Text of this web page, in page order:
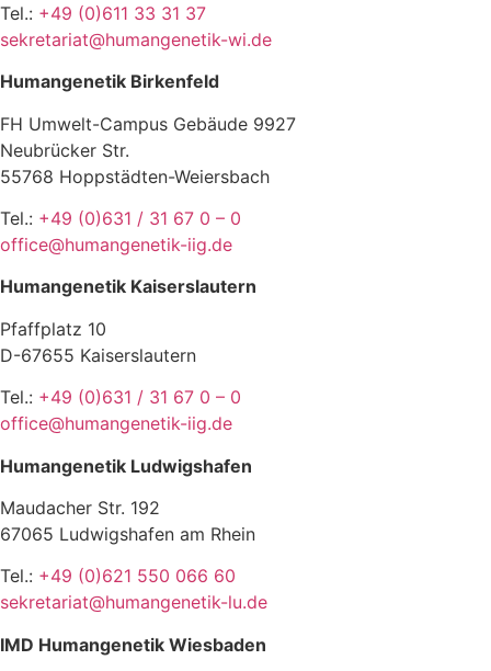
Tel.: +49 (0)611 33 31 37
sekretariat@humangenetik-wi.de
Humangenetik Birkenfeld
FH Umwelt-Campus Gebäude 9927
Neubrücker Str.
55768 Hoppstädten-Weiersbach
Tel.: +49 (0)631 / 31 67 0 – 0
office@humangenetik-iig.de
Humangenetik Kaiserslautern
Pfaffplatz 10
D-67655 Kaiserslautern
Tel.: +49 (0)631 / 31 67 0 – 0
office@humangenetik-iig.de
Humangenetik Ludwigshafen
Maudacher Str. 192
67065 Ludwigshafen am Rhein
Tel.: +49 (0)621 550 066 60
sekretariat@humangenetik-lu.de
IMD Humangenetik Wiesbaden